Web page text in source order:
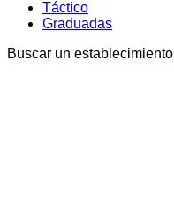
Táctico
Graduadas
Buscar un establecimiento